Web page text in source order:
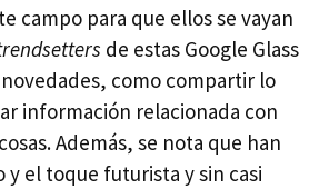
campo para que ellos se vayan
de estas Google Glass
como compartir lo
información relacionada con
Además, se nota que han
y el toque futurista y sin casi